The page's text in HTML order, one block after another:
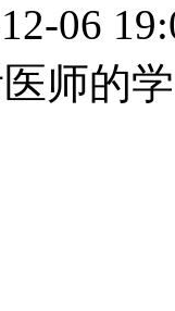
06
师的